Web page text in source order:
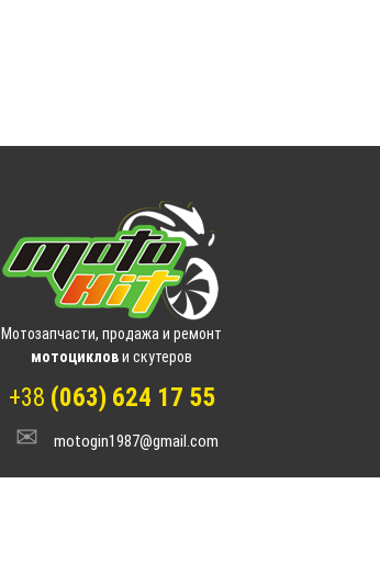
Мотозапчасти, продажа и ремонт
мотоциклови скутеров
+38 (063) 624 17 55
motogin1987@gmail.com